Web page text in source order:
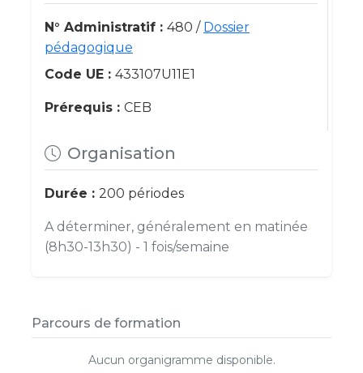
N° Administratif : 480 / Dossier
pédagogique
Code UE : 433107U11E1
Prérequis : CEB
Organisation
Durée : 200 périodes
A déterminer, généralement en matinée
(8h30-13h30) - 1 fois/semaine
Parcours de formation
Aucun organigramme disponible.